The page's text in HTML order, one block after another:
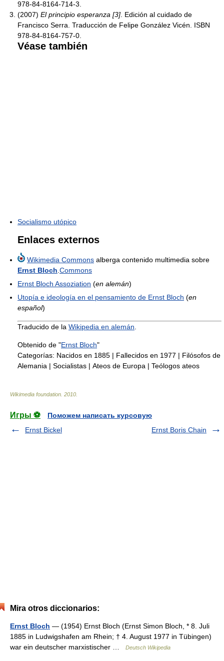
978-84-8164-714-3.
(2007) El principio esperanza [3] . Edición al cuidado de
Francisco Serra. Traducción de Felipe González Vicén. ISBN
978-84-8164-757-0.
Véase también
Socialismo utópico
Enlaces externos
Wikimedia Commons alberga contenido multimedia sobre
Ernst Bloch Commons
Ernst Bloch Assoziation (en alemán)
Utopía e ideología en el pensamiento de Ernst Bloch (en
español)
Traducido de la Wikipedia en alemán
Obtenido de "Ernst Bloch"
Categorías: Nacidos en 1885 | Fallecidos en 1977 | Filósofos de
Alemania | Socialistas | Ateos de Europa | Teólogos ateos
Wikimedia foundation 2010
Игры ⚽
Поможем написать курсовую
Ernst Bickel
Ernst Boris Chain
Mira otros diccionarios:
Ernst Bloch — (1954) Ernst Bloch (Ernst Simon Bloch, * 8. Juli
1885 in Ludwigshafen am Rhein; † 4. August 1977 in Tübingen)
war ein deutscher marxistischer …
Deutsch Wikipedia